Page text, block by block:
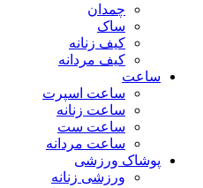
چمدان
ساک
کیف زنانه
کیف مردانه
ساعت
ساعت اسپرت
ساعت زنانه
ساعت ست
ساعت مردانه
پوشاک ورزشی
ورزشی زنانه